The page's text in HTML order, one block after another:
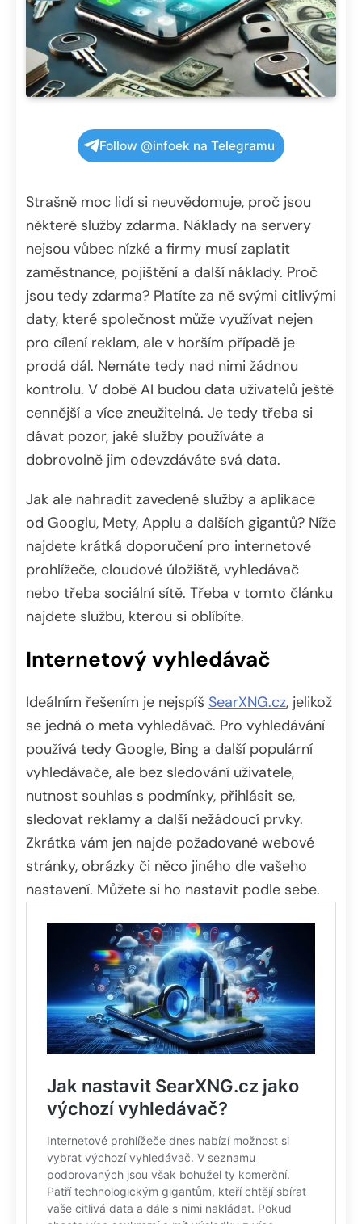
Follow @infoek na Telegramu
Strašně moc lidí si neuvědomuje, proč jsou
některé služby zdarma. Náklady na servery
nejsou vůbec nízké a firmy musí zaplatit
zaměstnance, pojištění a další náklady. Proč
jsou tedy zdarma? Platíte za ně svými citlivými
daty, které společnost může využívat nejen
pro cílení reklam, ale v horším případě je
prodá dál. Nemáte tedy nad nimi žádnou
kontrolu. V době AI budou data uživatelů ještě
cennější a více zneužitelná. Je tedy třeba si
dávat pozor, jaké služby používáte a
dobrovolně jim odevzdáváte svá data.
Jak ale nahradit zavedené služby a aplikace
od Googlu, Mety, Applu a dalších gigantů? Níže
najdete krátká doporučení pro internetové
prohlížeče, cloudové úložiště, vyhledávač
nebo třeba sociální sítě. Třeba v tomto článku
najdete službu, kterou si oblíbíte.
Internetový vyhledávač
Ideálním řešením je nejspíš SearXNG.cz, jelikož
se jedná o meta vyhledávač. Pro vyhledávání
používá tedy Google, Bing a další populární
vyhledávače, ale bez sledování uživatele,
nutnost souhlas s podmínky, přihlásit se,
sledovat reklamy a další nežádoucí prvky.
Zkrátka vám jen najde požadované webové
stránky, obrázky či něco jiného dle vašeho
nastavení. Můžete si ho nastavit podle sebe.